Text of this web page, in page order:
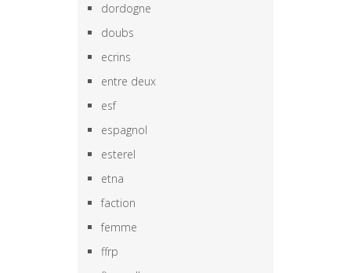
dordogne
doubs
ecrins
entre deux
esf
espagnol
esterel
etna
faction
femme
ffrp